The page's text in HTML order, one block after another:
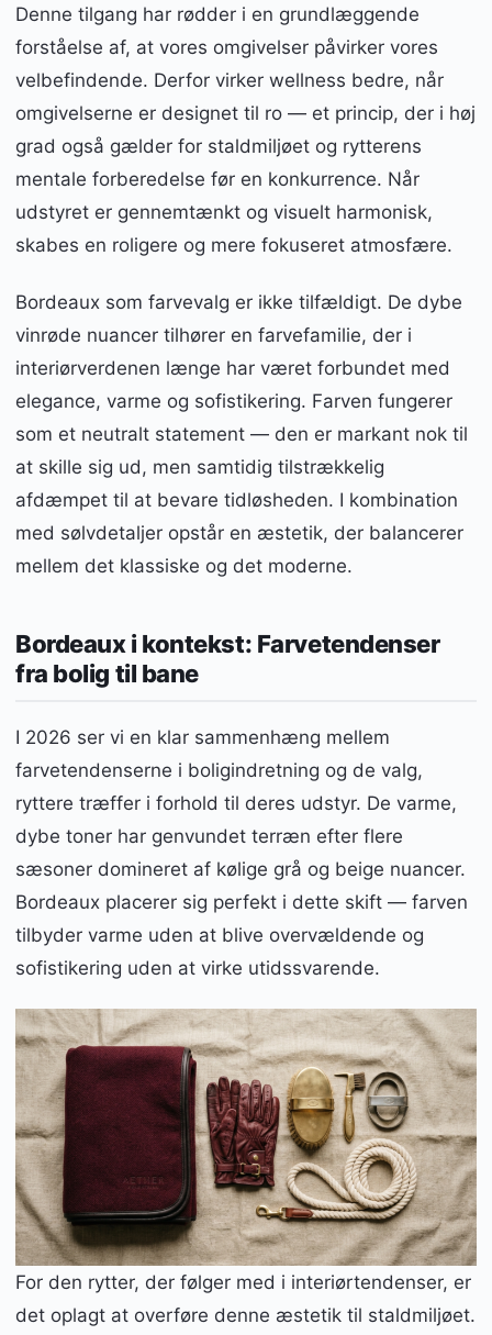
Denne tilgang har rødder i en grundlæggende
forståelse af, at vores omgivelser påvirker vores
velbefindende. Derfor virker wellness bedre, når
omgivelserne er designet til ro — et princip, der i høj
grad også gælder for staldmiljøet og rytterens
mentale forberedelse før en konkurrence. Når
udstyret er gennemtænkt og visuelt harmonisk,
skabes en roligere og mere fokuseret atmosfære.
Bordeaux som farvevalg er ikke tilfældigt. De dybe
vinrøde nuancer tilhører en farvefamilie, der i
interiørverdenen længe har været forbundet med
elegance, varme og sofistikering. Farven fungerer
som et neutralt statement — den er markant nok til
at skille sig ud, men samtidig tilstrækkelig
afdæmpet til at bevare tidløsheden. I kombination
med sølvdetaljer opstår en æstetik, der balancerer
mellem det klassiske og det moderne.
Bordeaux i kontekst: Farvetendenser
fra bolig til bane
I 2026 ser vi en klar sammenhæng mellem
farvetendenserne i boligindretning og de valg,
ryttere træffer i forhold til deres udstyr. De varme,
dybe toner har genvundet terræn efter flere
sæsoner domineret af kølige grå og beige nuancer.
Bordeaux placerer sig perfekt i dette skift — farven
tilbyder varme uden at blive overvældende og
sofistikering uden at virke utidssvarende.
For den rytter, der følger med i interiørtendenser, er
det oplagt at overføre denne æstetik til staldmiljøet.